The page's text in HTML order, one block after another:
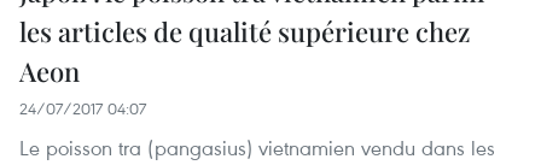
les articles de qualité supérieure chez
Aeon
24/07/2017 04:07
Le poisson tra (pangasius) vietnamien vendu dans les